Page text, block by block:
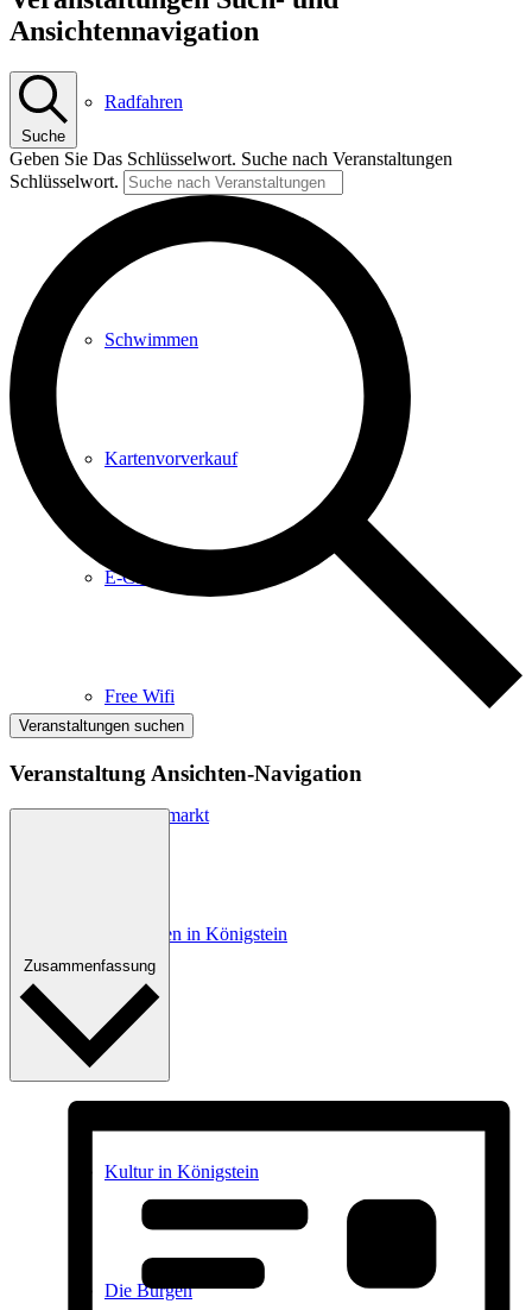
Radfahren
Schwimmen
Kartenvorverkauf
E-Car-Sharing
Free Wifi
Wochenmarkt
Einkaufen in Königstein
Kultur
Kultur in Königstein
Die Burgen
Ansichtennavigation
Suche
Geben Sie Das Schlüsselwort. Suche nach Veranstaltungen
Schlüsselwort.
Veranstaltungen suchen
Veranstaltung Ansichten-Navigation
Zusammenfassung